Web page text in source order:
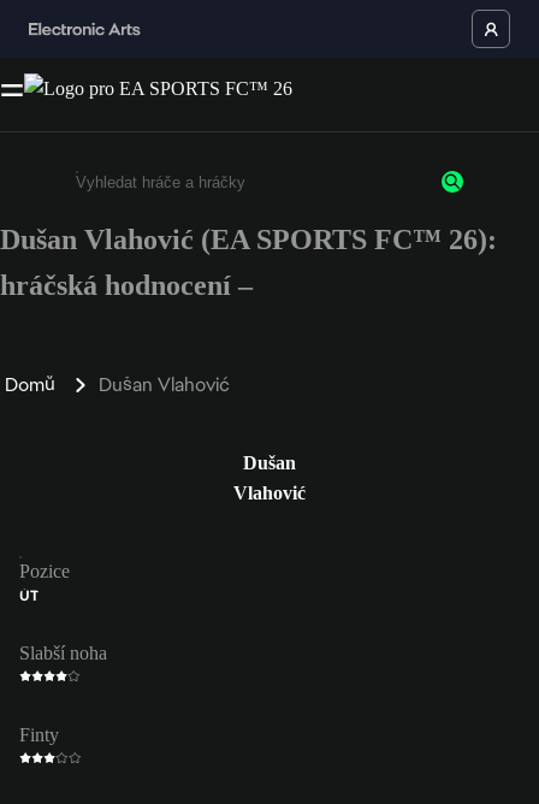
Enter a minimum of 3 characters or numbers
Dušan Vlahović (EA SPORTS FC™ 26):
hráčská hodnocení –
Domů Dušan Vlahović
Dušan
Vlahović
Pozice
ÚT
Slabší noha
Finty